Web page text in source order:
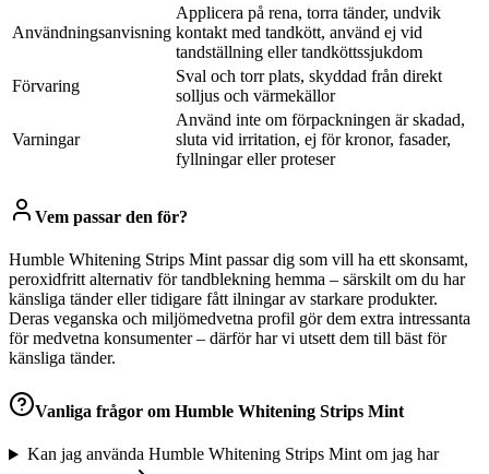
Användningsanvisning
Applicera på rena, torra tänder, undvik
kontakt med tandkött, använd ej vid
tandställning eller tandköttssjukdom
Förvaring
Sval och torr plats, skyddad från direkt
solljus och värmekällor
Varningar
Använd inte om förpackningen är skadad,
sluta vid irritation, ej för kronor, fasader,
fyllningar eller proteser
Vem passar den för?
Humble Whitening Strips Mint passar dig som vill ha ett skonsamt,
peroxidfritt alternativ för tandblekning hemma – särskilt om du har
känsliga tänder eller tidigare fått ilningar av starkare produkter.
Deras veganska och miljömedvetna profil gör dem extra intressanta
för medvetna konsumenter – därför har vi utsett dem till bäst för
känsliga tänder.
Vanliga frågor om Humble Whitening Strips Mint
Kan jag använda Humble Whitening Strips Mint om jag har